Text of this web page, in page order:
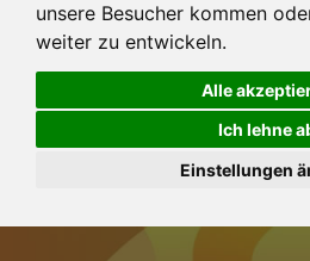
unsere Besucher kommen
weiter zu entwickeln.
Alle
Ich lehne
Einstellungen